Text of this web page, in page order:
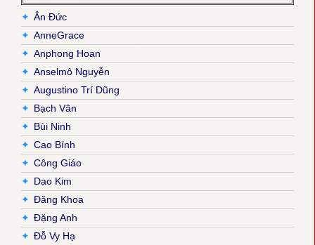
✦ Ân Đức
✦ AnneGrace
✦ Anphong Hoan
✦ Anselmô Nguyễn
✦ Augustino Trí Dũng
✦ Bạch Vân
✦ Bùi Ninh
✦ Cao Bính
✦ Công Giáo
✦ Dao Kim
✦ Đăng Khoa
✦ Đặng Anh
✦ Đỗ Vy Hạ